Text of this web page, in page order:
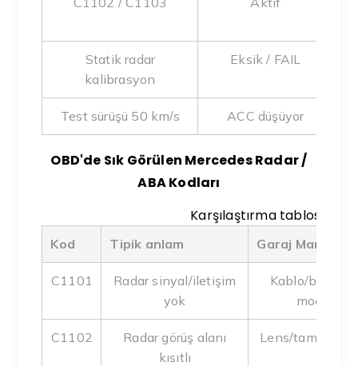
Statik radar
kalibrasyon
Eksik / FAIL
Test sürüşü 50 km/s ACC düşüyor
OBD'de Sık Görülen Mercedes Radar /
ABA Kodları
Karşılaştırma tablosu
Kod Tipik anlam Garaj Market
C1101
Radar sinyal/iletişim
yok
Kablo/braket
modül
C1102
Radar görüş alanı
kısıtlı
Lens/tampon